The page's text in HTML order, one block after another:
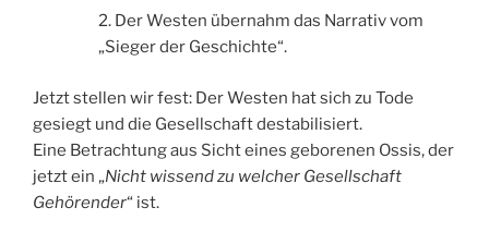
2. Der Westen übernahm das Narrativ vom
„Sieger der Geschichte“.
Jetzt stellen wir fest: Der Westen hat sich zu Tode
gesiegt und die Gesellschaft destabilisiert.
Eine Betrachtung aus Sicht eines geborenen Ossis, der
jetzt ein „Nicht wissend zu welcher Gesellschaft
Gehörender“ ist.